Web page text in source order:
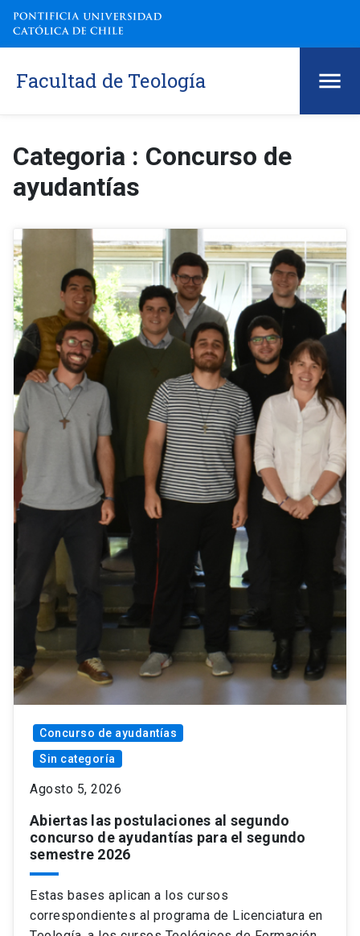
Facultad de Teología
Categoria : Concurso de
ayudantías
Concurso de ayudantías
Sin categoría
Agosto 5, 2026
Abiertas las postulaciones al segundo
concurso de ayudantías para el segundo
semestre 2026
Estas bases aplican a los cursos
correspondientes al programa de Licenciatura en